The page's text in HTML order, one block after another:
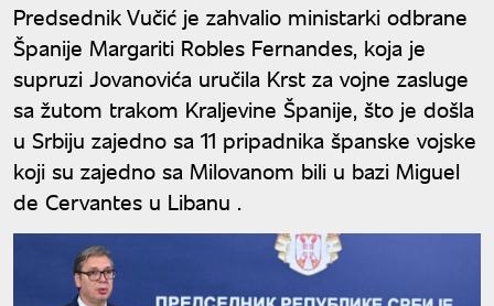
Predsednik Vučić je zahvalio ministarki odbrane
Španije Margariti Robles Fernandes, koja je
supruzi Jovanovića uručila Krst za vojne zasluge
sa žutom trakom Kraljevine Španije, što je došla
u Srbiju zajedno sa 11 pripadnika španske vojske
koji su zajedno sa Milovanom bili u bazi Miguel
de Cervantes u Libanu .